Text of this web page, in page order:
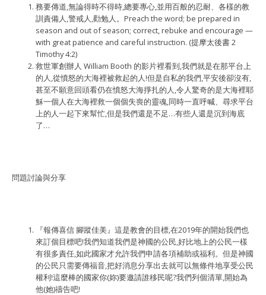
務要傳道,無論得時不得時,總要專心,並用百般的忍耐、各樣的教
訓責備人,警戒人,勸勉人。Preach the word; be prepared in
season and out of season; correct, rebuke and encourage —
with great patience and careful instruction. (提摩太後書 2
Timothy 4:2)
救世軍創辦人 William Booth 的影片裡看到,我們就是在那平台上
的人,從憤怒的大海裡被救起的人!但是自私的我們,平安後卻沒有,
甚至不願意回頭看仍在憤怒大海掙扎的人,令人驚奇的是大海裡耶
穌一個人在大海裡救一個個失喪的靈魂,同時一直呼喊、尋求平台
上的人一起下來幫忙,但是我們還是不足…有些人還是沉到海底
了…
問題討論與分享
『報傳喜信 腳蹤佳美』這是教會的目標,在2019年的開始我們也
來訂個目標吧!我們知道我們是神國的公⺠,好比地上的公⺠一樣
有很多責任,如此國家才允許我們申請各項補助或福利。但是神國
的公⺠只需要傳福音,把好消息分享出去就可以無條件地享受公⺠
權利!這麼棒的國家你(妳)要邀請誰移⺠呢?我們列個清單,開始為
他(她)禱告吧!